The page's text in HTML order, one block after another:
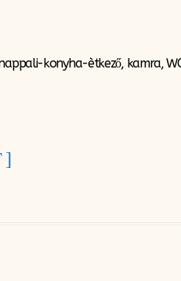
konyha-ètkező, kamra,